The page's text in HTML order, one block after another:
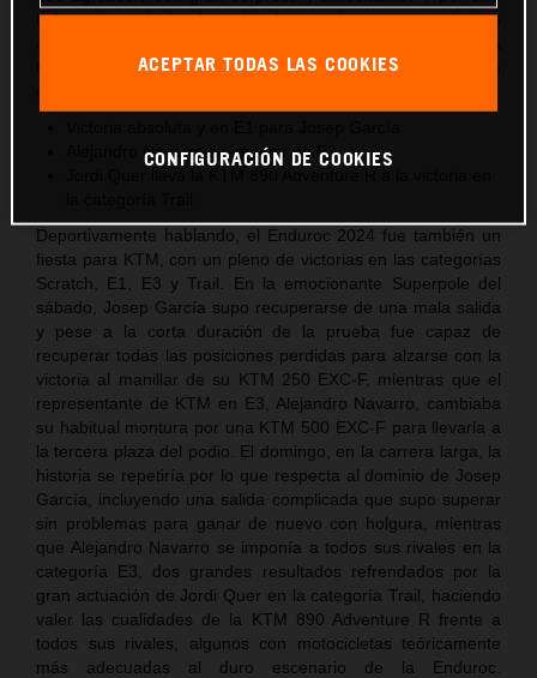
lado, todo un baño de multitudes con las gran cantidad de
felicitar y hacerse fotos con el campeón, que no cesó ni un
Alejandro Navarro se impone en E3
Deportivamente hablando, el Enduroc 2024 fue también un
fiesta para KTM, con un pleno de victorias en las categorías
Scratch, E1, E3 y Trail. En la emocionante Superpole del
sábado, Josep García supo recuperarse de una mala salida
y pese a la corta duración de la prueba fue capaz de
recuperar todas las posiciones perdidas para alzarse con la
victoria al manillar de su KTM 250 EXC-F, mientras que el
representante de KTM en E3, Alejandro Navarro, cambiaba
su habitual montura por una KTM 500 EXC-F para llevarla a
la tercera plaza del podio. El domingo, en la carrera larga, la
historia se repetiría por lo que respecta al dominio de Josep
García, incluyendo una salida complicada que supo superar
sin problemas para ganar de nuevo con holgura, mientras
que Alejandro Navarro se imponía a todos sus rivales en la
categoría E3, dos grandes resultados refrendados por la
gran actuación de Jordi Quer en la categoría Trail, haciendo
valer las cualidades de la KTM 890 Adventure R frente a
todos sus rivales, algunos con motocicletas teóricamente
más adecuadas al duro escenario de la Enduroc.
ACEPTAR TODAS LAS COOKIES
CONFIGURACIÓN DE COOKIES